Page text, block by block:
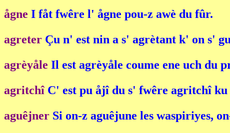
ågne I fåt fwêre l' ågne pou-z awè du fûr.
agreter Çu n' est nin a s' agrètant k' on s'
agrèyåle Il est agrèyåle coume ene uch du
agritchî C' est pu åjî du s' fwêre agritchî
aguêjner Si on-z aguêjune les waspiriyes,